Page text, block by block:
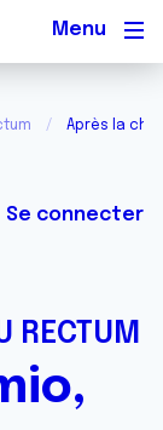
Après la
Se connecter
RECTUM